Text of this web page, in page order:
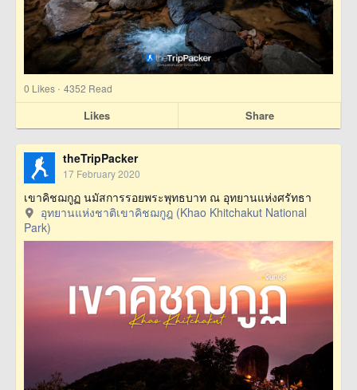
0 Likes · 4352 Read
Likes Share
theTripPacker
17 February 2020
เขาคิชฌกูฏ นมัสการรอยพระพุทธบาท ณ อุทยานแห่งศรัทธา
อุทยานแห่งชาติเขาคิชฌกูฎ (Khao Khitchakut National
Park)